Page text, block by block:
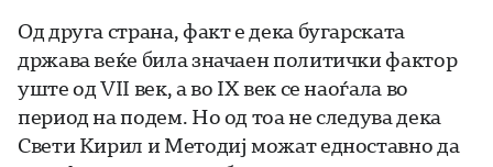
Од друга страна, факт е дека бугарската
држава веќе била значаен политички фактор
уште од VII век, а во IX век се наоѓала во
период на подем. Но од тоа не следува дека
Свети Кирил и Методиј можат едноставно да